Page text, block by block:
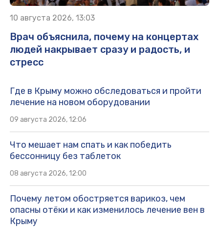
10 августа 2026, 13:03
Врач объяснила, почему на концертах
людей накрывает сразу и радость, и
стресс
Где в Крыму можно обследоваться и пройти
лечение на новом оборудовании
09 августа 2026, 12:06
Что мешает нам спать и как победить
бессонницу без таблеток
08 августа 2026, 12:00
Почему летом обостряется варикоз, чем
опасны отёки и как изменилось лечение вен в
Крыму